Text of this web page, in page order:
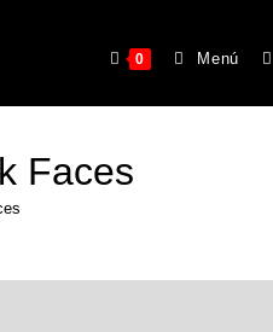
0 Menú
Faces